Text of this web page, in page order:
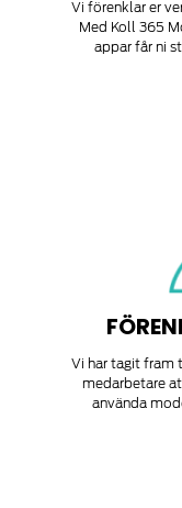
Vi förenklar er
Med Koll 365
appar får ni
Vi har tagit fram
medarbetare
använda